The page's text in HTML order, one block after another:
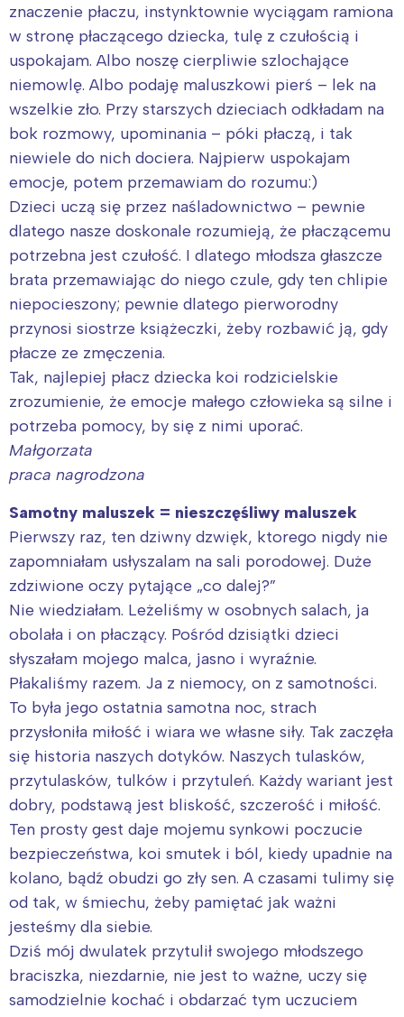
znaczenie płaczu, instynktownie wyciągam ramiona
w stronę płaczącego dziecka, tulę z czułością i
uspokajam. Albo noszę cierpliwie szlochające
niemowlę. Albo podaję maluszkowi pierś – lek na
wszelkie zło. Przy starszych dzieciach odkładam na
bok rozmowy, upominania – póki płaczą, i tak
niewiele do nich dociera. Najpierw uspokajam
emocje, potem przemawiam do rozumu:)
Dzieci uczą się przez naśladownictwo – pewnie
dlatego nasze doskonale rozumieją, że płaczącemu
potrzebna jest czułość. I dlatego młodsza głaszcze
brata przemawiając do niego czule, gdy ten chlipie
niepocieszony; pewnie dlatego pierworodny
przynosi siostrze książeczki, żeby rozbawić ją, gdy
płacze ze zmęczenia.
Tak, najlepiej płacz dziecka koi rodzicielskie
zrozumienie, że emocje małego człowieka są silne i
potrzeba pomocy, by się z nimi uporać.
Małgorzata
praca nagrodzona
Samotny maluszek = nieszczęśliwy maluszek
Pierwszy raz, ten dziwny dzwięk, ktorego nigdy nie
zapomniałam usłyszalam na sali porodowej. Duże
zdziwione oczy pytające „co dalej?”
Nie wiedziałam. Leżeliśmy w osobnych salach, ja
obolała i on płaczący. Pośród dzisiątki dzieci
słyszałam mojego malca, jasno i wyraźnie.
Płakaliśmy razem. Ja z niemocy, on z samotności.
To była jego ostatnia samotna noc, strach
przysłoniła miłość i wiara we własne siły. Tak zaczęła
się historia naszych dotyków. Naszych tulasków,
przytulasków, tulków i przytuleń. Każdy wariant jest
dobry, podstawą jest bliskość, szczerość i miłość.
Ten prosty gest daje mojemu synkowi poczucie
bezpieczeństwa, koi smutek i ból, kiedy upadnie na
kolano, bądź obudzi go zły sen. A czasami tulimy się
od tak, w śmiechu, żeby pamiętać jak ważni
jesteśmy dla siebie.
Dziś mój dwulatek przytulił swojego młodszego
braciszka, niezdarnie, nie jest to ważne, uczy się
samodzielnie kochać i obdarzać tym uczuciem